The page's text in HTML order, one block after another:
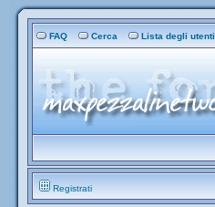
FAQ Cerca Lista degli utenti
Registrati